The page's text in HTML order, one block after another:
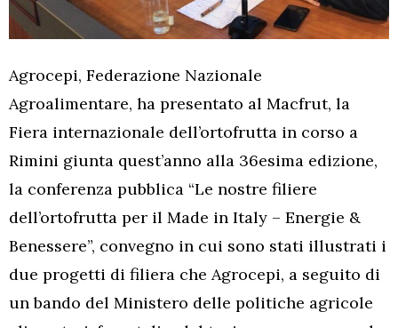
Agrocepi, Federazione Nazionale
Agroalimentare, ha presentato al Macfrut, la
Fiera internazionale dell’ortofrutta in corso a
Rimini giunta quest’anno alla 36esima edizione,
la conferenza pubblica “Le nostre filiere
dell’ortofrutta per il Made in Italy – Energie &
Benessere”, convegno in cui sono stati illustrati i
due progetti di filiera che Agrocepi, a seguito di
un bando del Ministero delle politiche agricole